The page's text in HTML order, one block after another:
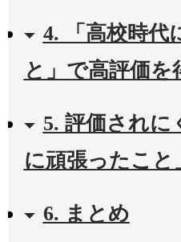
4. 「高校時代
と」で高評価を
5. 評価されに
に頑張ったこと
6. まとめ